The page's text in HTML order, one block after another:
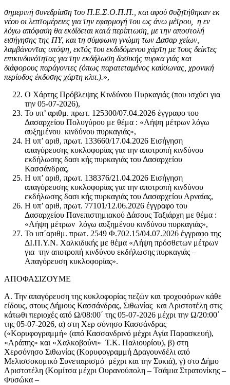
σημερινή συνεδρίαση του Π.Ε.Σ.Ο.Π.Π., και αφού συζητήθηκαν εκ
νέου οι λεπτομέρειες για την εφαρμογή του ως άνω μέτρου, η εν
λόγω απόφαση θα εκδίδεται κατά περίπτωση, με την αποστολή
εισήγησης της ΠΥ, και τη σύμφωνη γνώμη των Δασαρ χείων,
λαμβάνοντας υπόψη, εκτός του εκδιδόμενου χάρτη με τους δείκτες
επικινδυνότητας για την εκδήλωση δασικής πυρκα γιάς και
διάφορους παράγοντες (όπως παρατεταμένος καύσωνας, χρονική
περίοδος έκδοσης χάρτη κλπ.).»,
Ο Χάρτης Πρόβλεψης Κινδύνου Πυρκαγιάς (που ισχύει για
την 05-07-2026),
Το υπ’ αριθμ. πρωτ. 125300/07.04.2026 έγγραφο του
Δασαρχείου Πολυγύρου με θέμα : «Λήψη μέτρων λόγω
αυξημένου κινδύνου πυρκαγιάς»,
Η υπ’ αριθ, πρωτ. 133660/17.04.2026 Εισήγηση
απαγόρευσης κυκλοφορίας για την αποτροπή κινδύνου
εκδήλωσης δασι κής πυρκαγιάς του Δασαρχείου
Κασσάνδρας,
Η υπ’ αριθ, πρωτ. 138376/21.04.2026 Εισήγηση
απαγόρευσης κυκλοφορίας για την αποτροπή κινδύνου
εκδήλωσης δασι κής πυρκαγιάς του Δασαρχείου Αρναίας,
Η υπ’ αριθ, πρωτ. 77101/12.06.2026 έγγραφο του
Δασαρχείου Πανεπιστημιακού Δάσους Ταξιάρχη με θέμα :
«Λήψη μέτρων λόγω αυξημένου κινδύνου πυρκαγιάς»,
Το υπ΄αριθμ. πρωτ. 2549 Φ.702.15/04.07.2026 έγγραφο της
ΔΙ.Π.Υ.Ν. Χαλκιδικής με θέμα «Λήψη πρόσθετων μέτρων
για την αποτροπή κινδύνου εκδήλωσης πυρκαγιάς –
Απαγόρευση κυκλοφορίας».
ΑΠΟΦΑΣΙΖΟΥΜΕ
Α. Την απαγόρευση της κυκλοφορίας πεζών και τροχοφόρων κάθε
είδους, στους Δήμους Κασσάνδρας, Σιθωνίας και Αριστοτέλη στις
κάτωθι περιοχές από Ω/08:00΄ της 05-07-2026 μέχρι την Ω/20:00΄
της 05-07-2026, α) στη Χερ σόνησο Κασσάνδρας
(«Κορυφογραμμή» (από Κασσανδρινό μέχρι Αγία Παρασκευή),
«Αράπης» και «Χαλκοβούνι» Τ.Κ. Παλιουρίου), β) στη
Χερσόνησο Σιθωνίας (Κορυφογραμμή Δραγουνδέλι από
Μελισσοκομικό Συνεταιρισμό μέχρι και την Συκιά), γ) στο Δήμο
Αριστοτέλη (Κομίτσα μέχρι Ουρανούπολη – Τσάμια Στρατονίκης –
Φυσώκα –